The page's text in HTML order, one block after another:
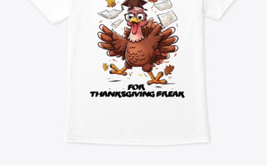
Venda en todas partes
Venda lo que sea